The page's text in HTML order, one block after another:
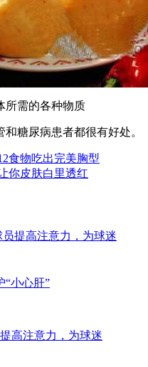
需的各种物质
糖尿病患者都很有好处。
食物吃出完美胸型
你皮肤白里透红
提高注意力，为球迷
“小心肝”
高注意力，为球迷